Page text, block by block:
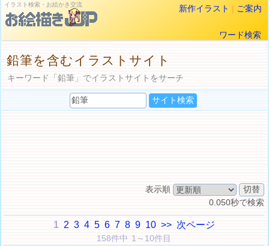
イラスト検索・お絵かき交流 新作イラスト | ご案内
ワード検索
鉛筆を含むイラストサイト
キーワード「鉛筆」でイラストサイトをサーチ
表示順
0.050秒で検索
1 2 3 4 5 6 7 8 9 10 >> 次ページ
158件中 1～10件目